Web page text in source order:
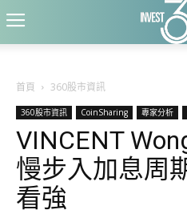
首頁 360股市資訊
360股市資訊 CoinSharing 專家分析
VINCENT
慢步入加息周
看強